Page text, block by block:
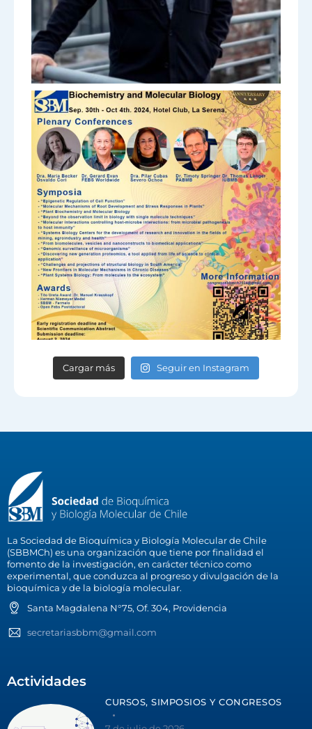
Cargar más Seguir en Instagram
La Sociedad de Bioquímica y Biología Molecular de Chile
(SBBMCh) es una organización que tiene por finalidad el
fomento de la investigación, en carácter técnico como
experimental, que conduzca al progreso y divulgación de la
bioquímica y de la biología molecular.
Santa Magdalena N°75, Of. 304, Providencia
secretariasbbm@gmail.com
Actividades
CURSOS, SIMPOSIOS Y CONGRESOS